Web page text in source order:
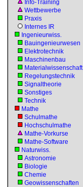
Info-Training
Wettbewerbe
Praxis
Internes IR
Ingenieurwiss.
Bauingenieurwesen
Elektrotechnik
Maschinenbau
Materialwissenschaft
Regelungstechnik
Signaltheorie
Sonstiges
Technik
Mathe
Schulmathe
Hochschulmathe
Mathe-Vorkurse
Mathe-Software
Naturwiss.
Astronomie
Biologie
Chemie
Geowissenschaften